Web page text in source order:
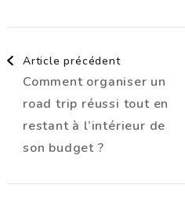
Navigation
d'article
Article précédent
Comment organiser un
road trip réussi tout en
restant à l’intérieur de
son budget ?